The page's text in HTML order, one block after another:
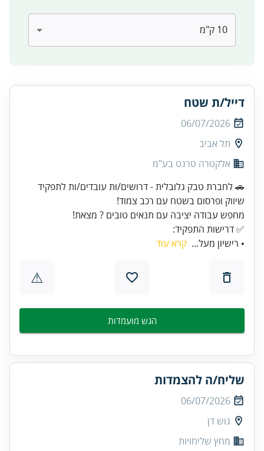
דייל/ת שטח
06/07/2026
תל אביב
אלקטרה טרגט בע"מ
🚗 לחברת טבק גלובלית - דרושים/ות עובדים/ות לתפקיד
✅ דרישות התפקיד:
• רישיון מעל... קרא עוד
⚠
הגש מועמדות
שליח/ה להצמדות
06/07/2026
גוש דן
מחץ שליחויות